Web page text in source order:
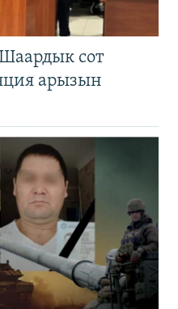
сот
арызын